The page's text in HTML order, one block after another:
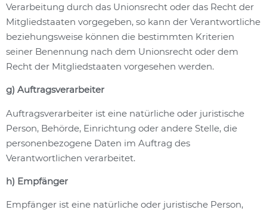
Verarbeitung durch das Unionsrecht oder das Recht der
Mitgliedstaaten vorgegeben, so kann der Verantwortliche
beziehungsweise können die bestimmten Kriterien
seiner Benennung nach dem Unionsrecht oder dem
Recht der Mitgliedstaaten vorgesehen werden.
g) Auftragsverarbeiter
Auftragsverarbeiter ist eine natürliche oder juristische
Person, Behörde, Einrichtung oder andere Stelle, die
personenbezogene Daten im Auftrag des
Verantwortlichen verarbeitet.
h) Empfänger
Empfänger ist eine natürliche oder juristische Person,